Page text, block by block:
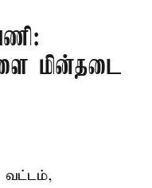
மின்தடை
வட்டம்,